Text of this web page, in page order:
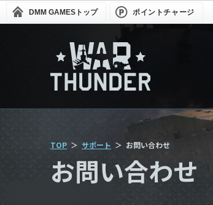
DMM GAMES トップ ポイントチャージ
TOP サポート お問い合わせ
お問い合わせ